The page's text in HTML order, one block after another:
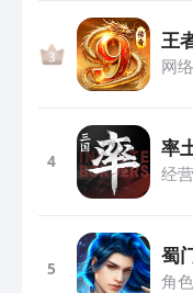
王
网
4
率
经
5
蜀
角